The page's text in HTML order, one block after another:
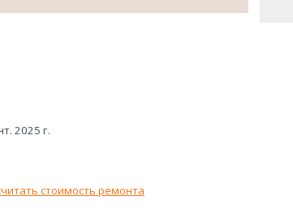
2025 г.
стоимость ремонта